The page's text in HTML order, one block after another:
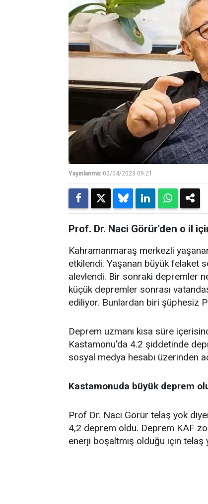
Yayınlanma: 02/04/2023 09:21
Prof. Dr. Naci Görür'den o il
Kahramanmaraş merkezli
etkilendi. Yaşanan büyük felaket
alevlendi. Bir sonraki depremler
küçük depremler sonrası
ediliyor. Bunlardan biri şüphesiz
Deprem uzmanı kısa süre
Kastamonu'da 4.2 şiddetinde
sosyal medya hesabı üzerinden
Kastamonuda büyük deprem
Prof Dr. Naci Görür telaş yok
4,2 deprem oldu. Deprem KAF
enerji boşaltmış olduğu için